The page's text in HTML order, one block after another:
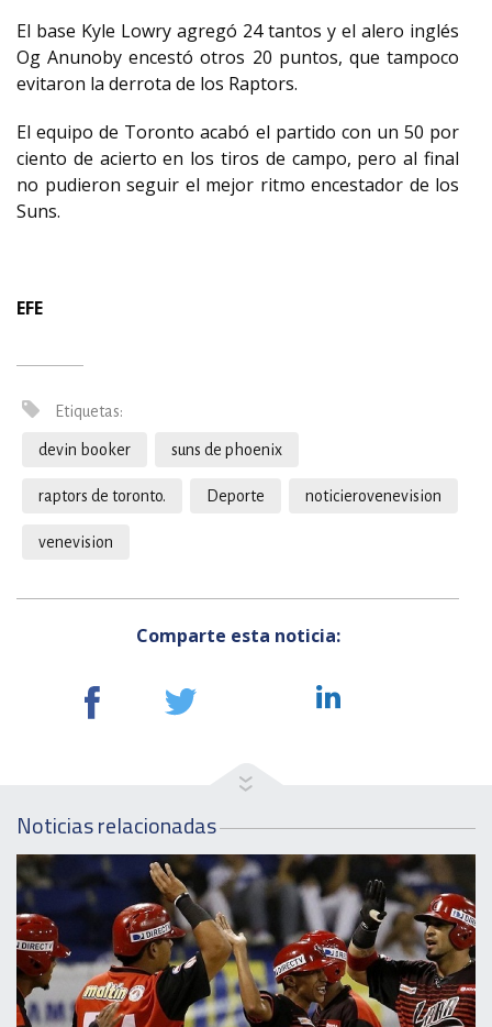
El base Kyle Lowry agregó 24 tantos y el alero inglés
Og Anunoby encestó otros 20 puntos, que tampoco
evitaron la derrota de los Raptors.
El equipo de Toronto acabó el partido con un 50 por
ciento de acierto en los tiros de campo, pero al final
no pudieron seguir el mejor ritmo encestador de los
Suns.
EFE
Etiquetas:
devin booker suns de phoenix
raptors de toronto. Deporte noticierovenevision
venevision
Comparte esta noticia:
Noticias relacionadas